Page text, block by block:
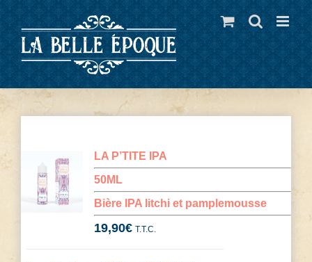
to
content
LA P’TITE IPA
50ML
Bière IPA litchi et pamplemousse
19,90€ T.T.C.